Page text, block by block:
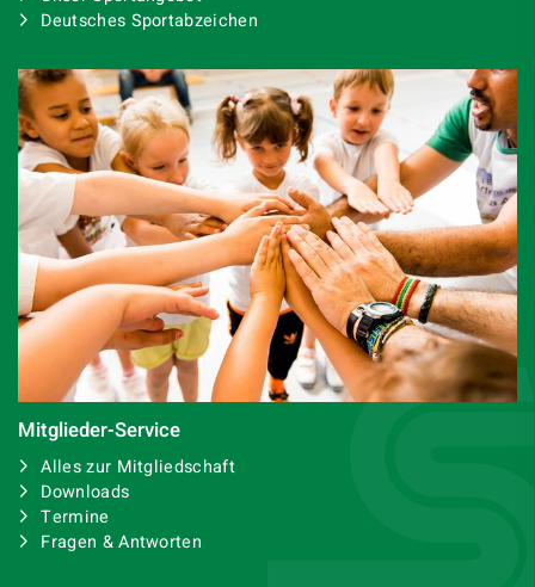
Deutsches Sportabzeichen
Mitglieder-Service
Alles zur Mitgliedschaft
Downloads
Termine
Fragen & Antworten